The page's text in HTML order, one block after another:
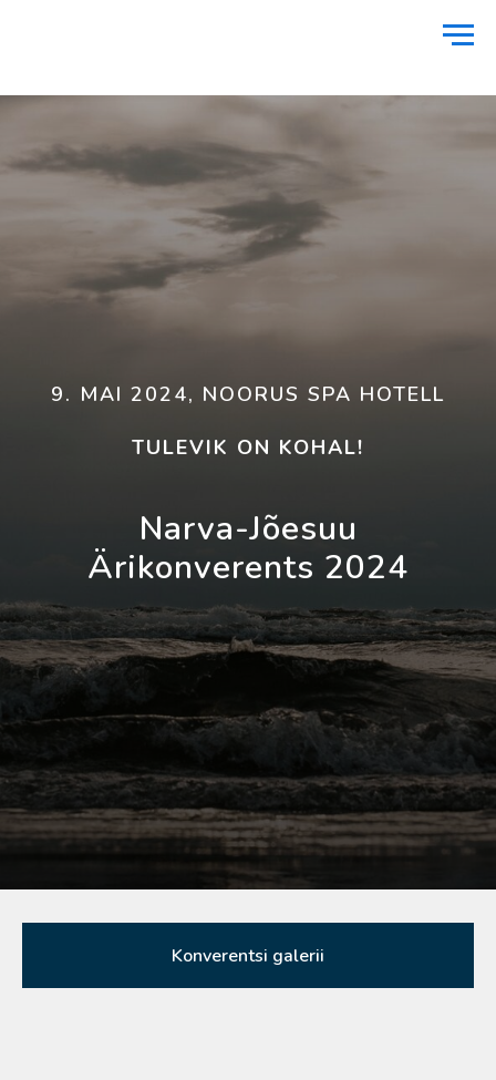
9. MAI 2024, NOORUS SPA HOTELL
TULEVIK ON KOHAL!
Narva-Jõesuu
Ärikonverents 2024
Konverentsi galerii